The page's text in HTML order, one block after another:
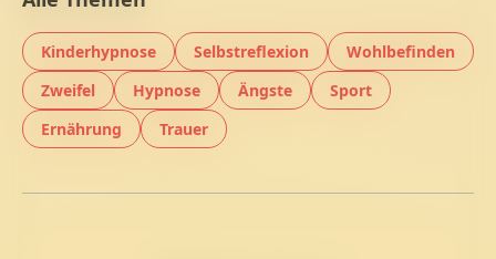
Hypnose und
Kinderhypnose Hypnose und
Selbstreflexion Hypnose
Wohlbefinden
Hypnose und
Zweifel Hypnose und
Hypnose Hypnose und
Ängste Hypnose und
Sport
Hypnose und
Ernährung Hypnose und
Trauer